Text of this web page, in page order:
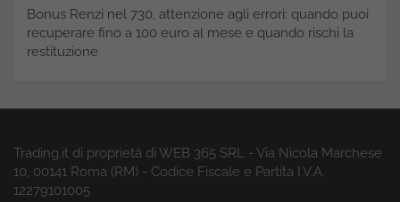
Bonus Renzi nel 730, attenzione agli errori: quando puoi
recuperare fino a 100 euro al mese e quando rischi la
restituzione
Trading.it di proprietà di WEB 365 SRL - Via Nicola Marchese
10, 00141 Roma (RM) - Codice Fiscale e Partita I.V.A.
12279101005